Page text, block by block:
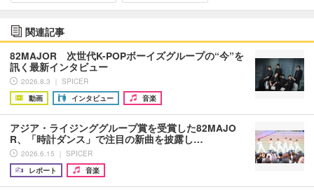
関連記事
82MAJOR 次世代K-POPボーイズグループの“今”を
訊く最新インタビュー
2026.8.3 ｜ SPICER
動画
インタビュー 音楽
アジア・ライジンググループ賞を受賞した82MAJO
R、「時計ダンス」で注目の新曲を披露し…
2026.6.15 ｜ SPICER
レポート
音楽